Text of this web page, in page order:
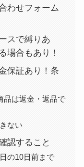
トタイミングを
美容液の解約
！電話が繋が
時の裏ワザ
シボルネ)
約できない？
外に手続きす
わせフォーム
スで縛りあ
場合もあり！
保証あり！条
品は返金・返品で
ない
認すること
の10日前まで